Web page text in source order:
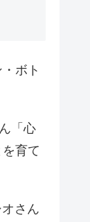
ボト
「心
育て
さん